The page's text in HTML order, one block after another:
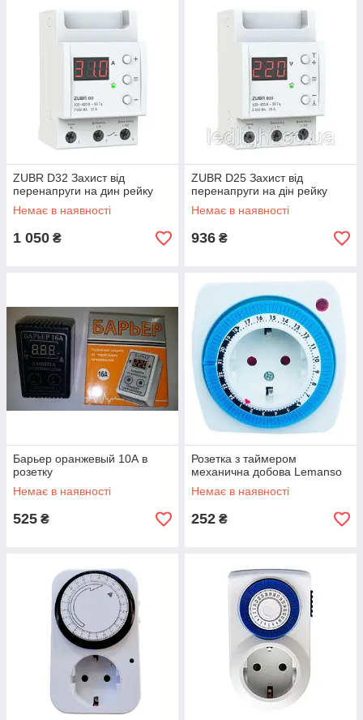
ZUBR D32 Захист від
перенапруги на дин рейку
Немає в наявності
1 050 ₴
ZUBR D25 Захист від
перенапруги на дiн рейку
Немає в наявності
936 ₴
Барьер оранжевый 10А в
розетку
Немає в наявності
525 ₴
Розетка з таймером
механична добова Lemanso
Немає в наявності
252 ₴